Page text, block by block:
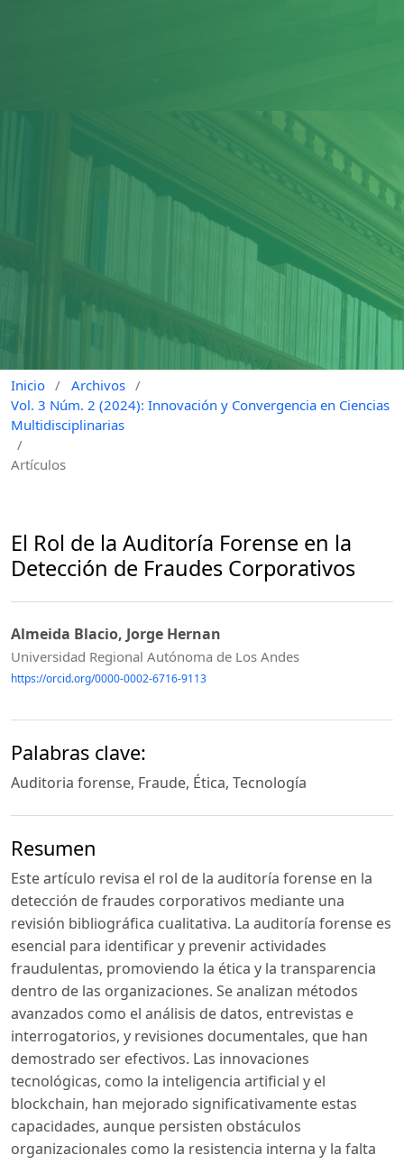
Inicio / Archivos /
Vol. 3 Núm. 2 (2024): Innovación y Convergencia en Ciencias
Multidisciplinarias
/
Artículos
El Rol de la Auditoría Forense en la
Detección de Fraudes Corporativos
Almeida Blacio, Jorge Hernan
Universidad Regional Autónoma de Los Andes
https://orcid.org/0000-0002-6716-9113
Palabras clave:
Auditoria forense, Fraude, Ética, Tecnología
Resumen
Este artículo revisa el rol de la auditoría forense en la
detección de fraudes corporativos mediante una
revisión bibliográfica cualitativa. La auditoría forense es
esencial para identificar y prevenir actividades
fraudulentas, promoviendo la ética y la transparencia
dentro de las organizaciones. Se analizan métodos
avanzados como el análisis de datos, entrevistas e
interrogatorios, y revisiones documentales, que han
demostrado ser efectivos. Las innovaciones
tecnológicas, como la inteligencia artificial y el
blockchain, han mejorado significativamente estas
capacidades, aunque persisten obstáculos
organizacionales como la resistencia interna y la falta